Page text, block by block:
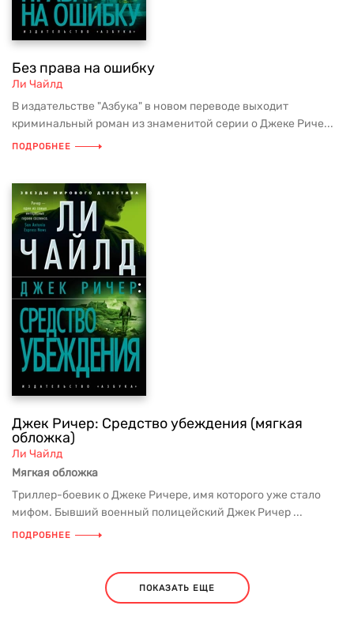
Без права на ошибку
Ли Чайлд
В издательстве "Азбука" в новом переводе выходит
криминальный роман из знаменитой серии о Джеке Риче...
ПОДРОБНЕЕ
Джек Ричер: Средство убеждения (мягкая
обложка)
Ли Чайлд
Мягкая обложка
Триллер-боевик о Джеке Ричере, имя которого уже стало
мифом. Бывший военный полицейский Джек Ричер ...
ПОДРОБНЕЕ
ПОКАЗАТЬ ЕЩЕ